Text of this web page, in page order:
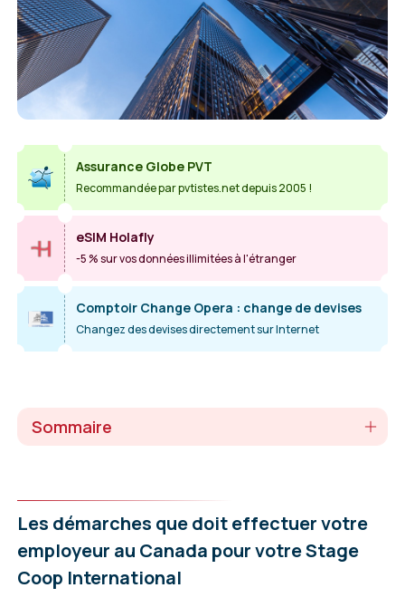
Assurance Globe PVT
Recommandée par pvtistes.net depuis 2005 !
eSIM Holafly
-5 % sur vos données illimitées à l'étranger
Comptoir Change Opera : change de devises
Changez des devises directement sur Internet
Sommaire
Les démarches que doit effectuer votre
employeur au Canada pour votre Stage
Coop International